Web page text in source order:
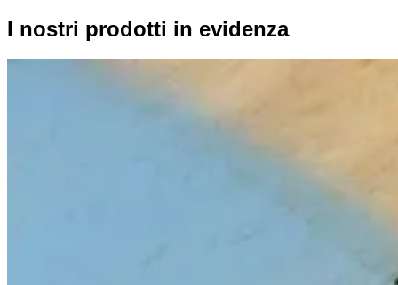
I nostri prodotti in evidenza